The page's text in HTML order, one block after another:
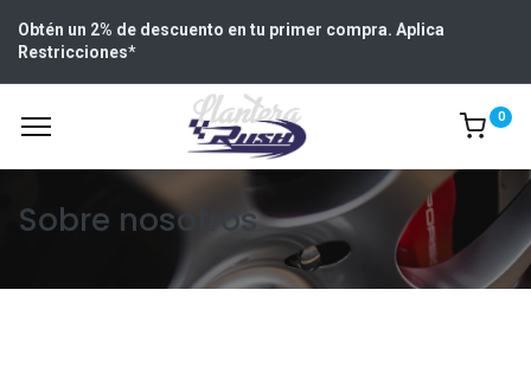
Obtén un 2% de descuento en tu primer compra. Aplica
Restricciones*
0
Sobre nosotros